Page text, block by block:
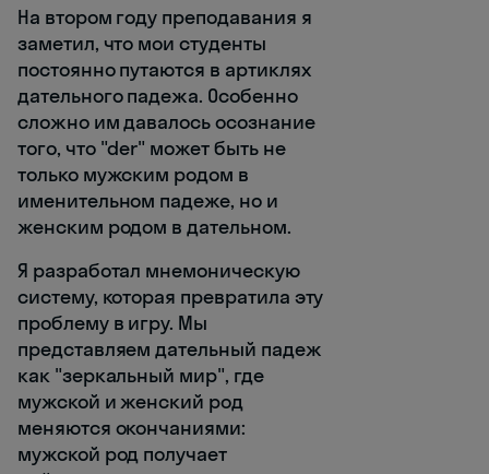
На втором году преподавания я
заметил, что мои студенты
постоянно путаются в артиклях
дательного падежа. Особенно
сложно им давалось осознание
того, что "der" может быть не
только мужским родом в
именительном падеже, но и
женским родом в дательном.
Я разработал мнемоническую
систему, которая превратила эту
проблему в игру. Мы
представляем дательный падеж
как "зеркальный мир", где
мужской и женский род
меняются окончаниями:
мужской род получает